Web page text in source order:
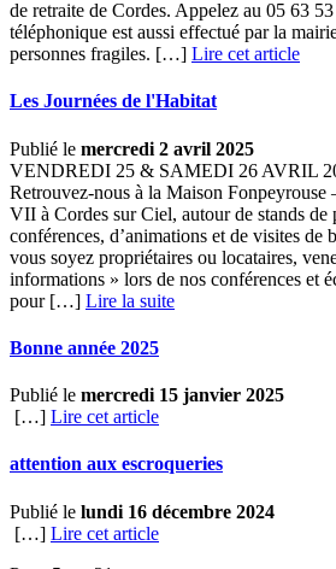
de retraite de Cordes. Appelez au 05 63
téléphonique est aussi effectué par la
personnes fragiles. […] Lire cet article
Les Journées de l'Habitat
Publié le mercredi 2 avril 2025
VENDREDI 25 & SAMEDI 26 AVRIL
Retrouvez-nous à la Maison Fonpeyrouse
VII à Cordes sur Ciel, autour de stands de
conférences, d’animations et de visites de
vous soyez propriétaires ou locataires,
informations » lors de nos conférences et
pour […] ­ Lire la suite
Bonne année 2025
Publié le mercredi 15 janvier 2025
[…] Lire cet article
attention aux escroqueries
Publié le lundi 16 décembre 2024
[…] Lire cet article